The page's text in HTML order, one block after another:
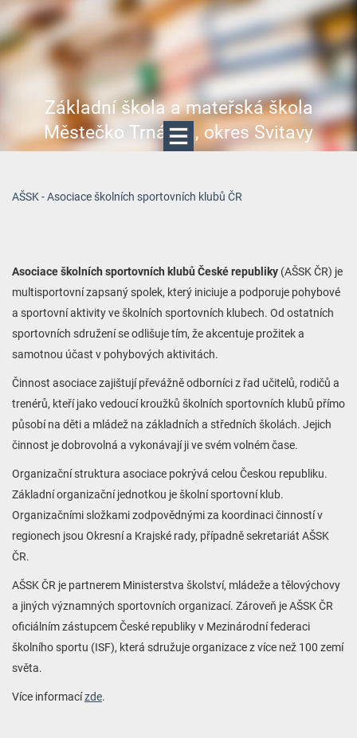
Základní škola a mateřská škola
Městečko Trnávka, okres Svitavy
AŠSK - Asociace školních sportovních klubů ČR
Asociace školních sportovních klubů České republiky (AŠSK ČR) je
multisportovní zapsaný spolek, který iniciuje a podporuje pohybové
a sportovní aktivity ve školních sportovních klubech. Od ostatních
sportovních sdružení se odlišuje tím, že akcentuje prožitek a
samotnou účast v pohybových aktivitách.
Činnost asociace zajištují převážně odborníci z řad učitelů, rodičů a
trenérů, kteří jako vedoucí kroužků školních sportovních klubů přímo
působí na děti a mládež na základních a středních školách. Jejich
činnost je dobrovolná a vykonávají ji ve svém volném čase.
Organizační struktura asociace pokrývá celou Českou republiku.
Základní organizační jednotkou je školní sportovní klub.
Organizačními složkami zodpovědnými za koordinaci činností v
regionech jsou Okresní a Krajské rady, případně sekretariát AŠSK
ČR.
AŠSK ČR je partnerem Ministerstva školství, mládeže a tělovýchovy
a jiných významných sportovních organizací. Zároveň je AŠSK ČR
oficiálním zástupcem České republiky v Mezinárodní federaci
školního sportu (ISF), která sdružuje organizace z více než 100 zemí
světa.
Více informacízde.